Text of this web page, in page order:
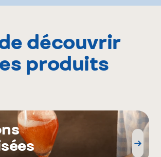
découvrir
produits